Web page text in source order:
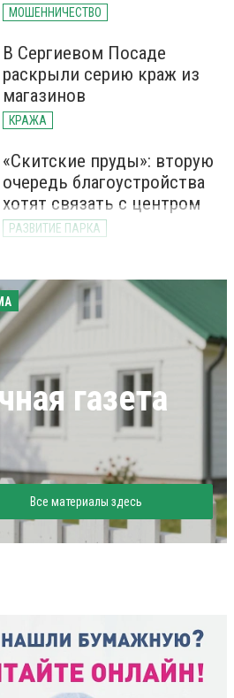
МОШЕННИЧЕСТВО
В Сергиевом Посаде
раскрыли серию краж из
магазинов
КРАЖА
«Скитские пруды»: вторую
очередь благоустройства
хотят связать с центром
РАЗВИТИЕ ПАРКА
газета
Все материалы здесь